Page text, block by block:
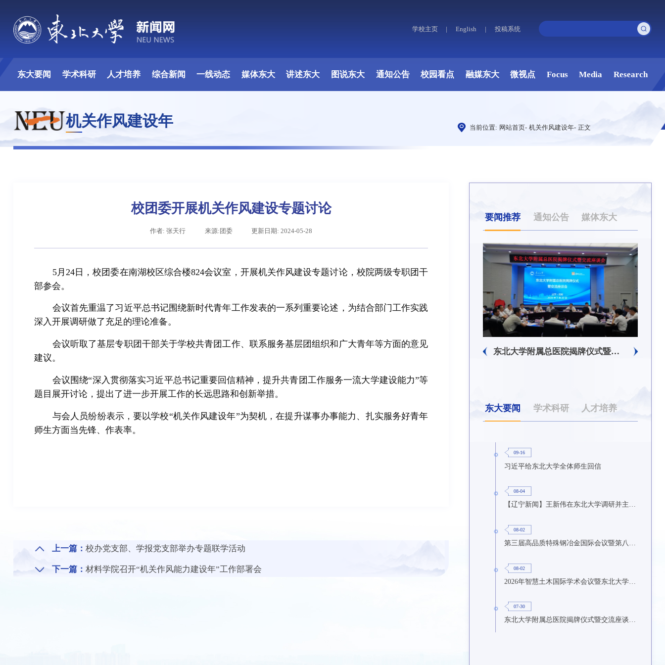
学校主页 | English | 投稿系统
东大要闻 学术科研 人才培养 综合新闻 一线动态 媒体东大 讲述东大 图说东大 通知公告 校园看点 融媒东大 微视点 Focus Media Research
机关作风建设年 当前位置: 网站首页- 机关作风建设年- 正文
校团委开展机关作风建设专题讨论
作者: 张天行 来源:团委 更新日期: 2024-05-28
5月 24日，校团委在南湖校区综合楼824会议室，开展机关作风建设专题讨论，校院两级专职团干
部参会。
会议首先重温了习近平总书记围绕新时代青年工作发表的一系列重要论述，为结合部门工作实践
深入开展调研做了充足的理论准备。
会议听取了基层专职团干部关于学校共青团工作、联系服务基层团组织和广大青年等方面的意见
建议。
会议围绕“深入贯彻落实习近平总书记重要回信精神，提升共青团工作服务一流大学建设能力”等
题目展开讨论，提出了进一步开展工作的长远思路和创新举措。
与会人员纷纷表示，要以学校“机关作风建设年”为契机，在提升谋事办事能力、扎实服务好青年
师生方面当先锋、作表率。
上一篇： 校办党支部、学报党支部举办专题联学活动
下一篇： 材料学院召开“机关作风能力建设年”工作部署会
要闻推荐 通知公告 媒体东大
辽宁省卓越工程师培养联合体在东北大学成立 习近平给东北大学全体师生回信 东北大学附属总医院揭牌仪式暨交流座谈会举行
东大要闻 学术科研 人才培养
09-16
习近平给东北大学全体师生回信
08-04
【辽宁新闻】王新伟在东北大学调研并主持召开座谈会
08-02
08-02
07-30
东北大学附属总医院揭牌仪式暨交流座谈会举行